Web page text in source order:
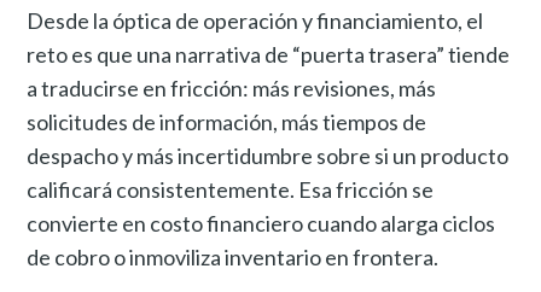
Desde la óptica de operación y financiamiento, el
reto es que una narrativa de “puerta trasera” tiende
a traducirse en fricción: más revisiones, más
solicitudes de información, más tiempos de
despacho y más incertidumbre sobre si un producto
calificará consistentemente. Esa fricción se
convierte en costo financiero cuando alarga ciclos
de cobro o inmoviliza inventario en frontera.